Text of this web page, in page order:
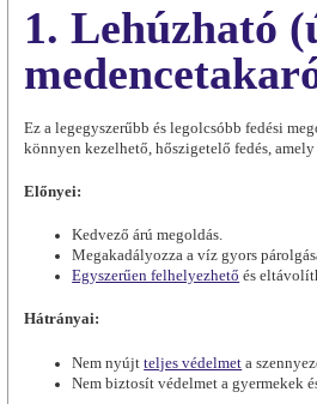
1. Lehúzható
Ez a legegyszerűbb és legolcsóbb fedési
könnyen kezelhető, hőszigetelő fedés,
Előnyei:
Kedvező árú megoldás.
Megakadályozza a víz gyors
Egyszerűen felhelyezhető és
Hátrányai:
Nem nyújtteljes védelmet a
Nem biztosít védelmet a gyermekek